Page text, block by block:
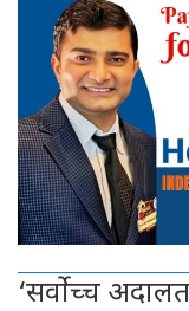
‘सर्वोच्च